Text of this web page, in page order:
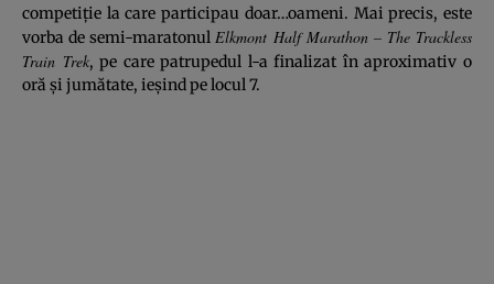
competiţie la care participau doar…oameni. Mai precis, este
vorba de semi-maratonulElkmont Half Marathon – The Trackless
Train Trek, pe care patrupedul l-a finalizat în aproximativ o
oră şi jumătate, ieşind pe locul 7.